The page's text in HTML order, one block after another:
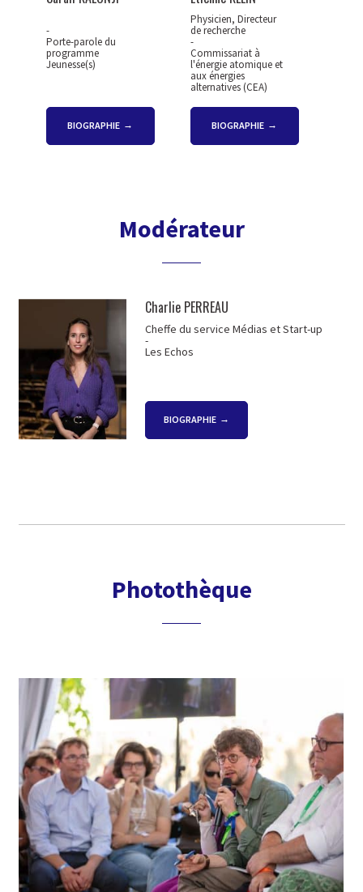
-
Porte-parole du
programme
Jeunesse(s)
BIOGRAPHIE
Physicien, Directeur
de recherche
-
Commissariat à
l'énergie atomique et
aux énergies
alternatives (CEA)
BIOGRAPHIE
Modérateur
Charlie PERREAU
Cheffe du service Médias et Start-up
-
Les Echos
BIOGRAPHIE
Photothèque